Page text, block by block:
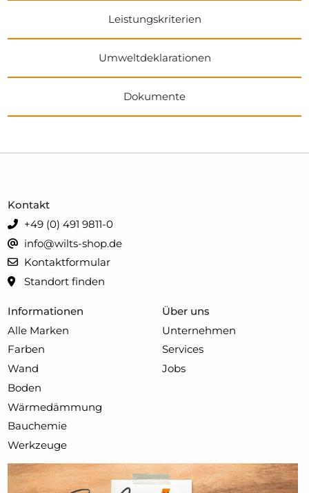
Leistungskriterien
Umweltdeklarationen
Dokumente
Informationen
Alle Marken
Farben
Wand
Boden
Wärmedämmung
Bauchemie
Werkzeuge
Über uns
Unternehmen
Services
Jobs
Kontakt
+49 (0) 491 9811-0
info@wilts-shop.de
Kontaktformular
Standort finden